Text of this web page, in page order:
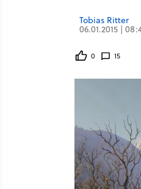
Tobias Ritter
06.01.2015 |
0 15